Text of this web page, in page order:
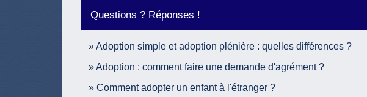
Questions ? Réponses !
Adoption simple et adoption plénière : quelles différences ?
Adoption : comment faire une demande d'agrément ?
Comment adopter un enfant à l'étranger ?